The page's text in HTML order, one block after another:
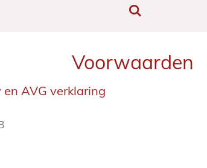
Voorwaarden
en AVG verklaring